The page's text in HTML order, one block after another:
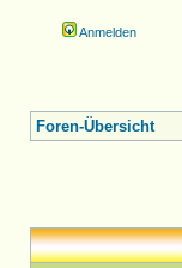
Anmelden
Foren-Übersicht